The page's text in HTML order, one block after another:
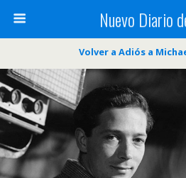
Nuevo Diario
Volver a Adiós a